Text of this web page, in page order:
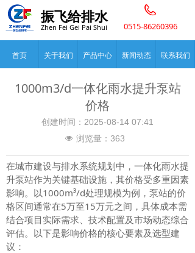
首页 关于我们 产品中心 新闻动态 联系我们
0515-86260396
振飞给排水
Zhen Fei Gei Pai Shui
1000m3/d一体化雨水提升泵站
价格
넶 浏览量： 363
创建时间： 2025-08-14 07:41
在城市建设与排水系统规划中，一体化雨水提
升泵站作为关键基础设施，其价格受多重因素
影响。以1000m³/d处理规模为例，泵站的价
格区间通常在5万至15万元之间，具体成本需
结合项目实际需求、技术配置及市场动态综合
评估。以下是影响价格的核心要素及选型建
议：